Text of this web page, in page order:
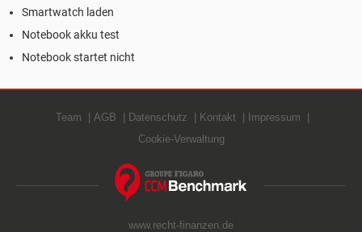
Smartwatch laden
Notebook akku test
Notebook startet nicht
Team AGB Datenschutz Kontakt
Impressum
Cookie-Verwaltung
www.recht-finanzen.de